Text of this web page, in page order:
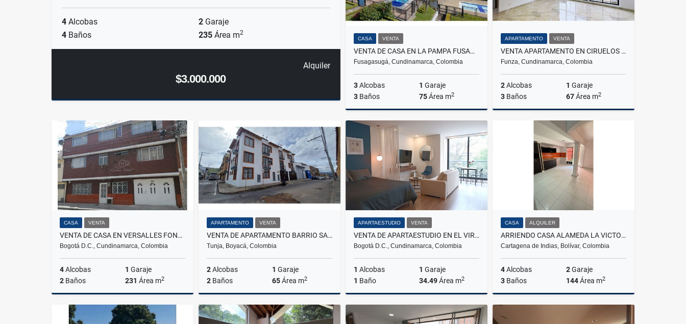
4 Alcobas 2 Garaje
4 Baños 235 Área m2
Alquiler
$3.000.000
CASA VENTA
VENTA DE CASA EN LA PAMPA FUSAGASUGA
Fusagasugá, Cundinamarca, Colombia
3Alcobas 1 Garaje
3 Baños 75Área m2
Venta
$370.000.000
APARTAMENTO VENTA
VENTA APARTAMENTO EN CIRUELOS DEL EDEN, FUNZA
Funza, Cundinamarca, Colombia
2Alcobas 1 Garaje
3 Baños 67Área m2
$270.000.000
CASA VENTA
VENTA DE CASA EN VERSALLES FONTIBÓN
Bogotá D.C., Cundinamarca, Colombia
4Alcobas 1 Garaje
2 Baños 231 Área m2
$700.000.000
APARTAMENTO VENTA
VENTA DE APARTAMENTO BARRIO SANTA BARBARA TUNJA
Tunja, Boyacá, Colombia
2Alcobas 1 Garaje
2 Baños 65Área m2
Venta
$250.000.000
APARTAESTUDIO VENTA
VENTA DE APARTAESTUDIO EN EL VIRREY
Bogotá D.C., Cundinamarca, Colombia
1 Alcobas 1 Garaje
1 Baño 34.49Área m2
Venta
$650.000.000
CASA ALQUILER
ARRIENDO CASA ALAMEDA LA VICTORIA
Cartagena de Indias, Bolívar, Colombia
4Alcobas 2Garaje
3 Baños 144Área m2